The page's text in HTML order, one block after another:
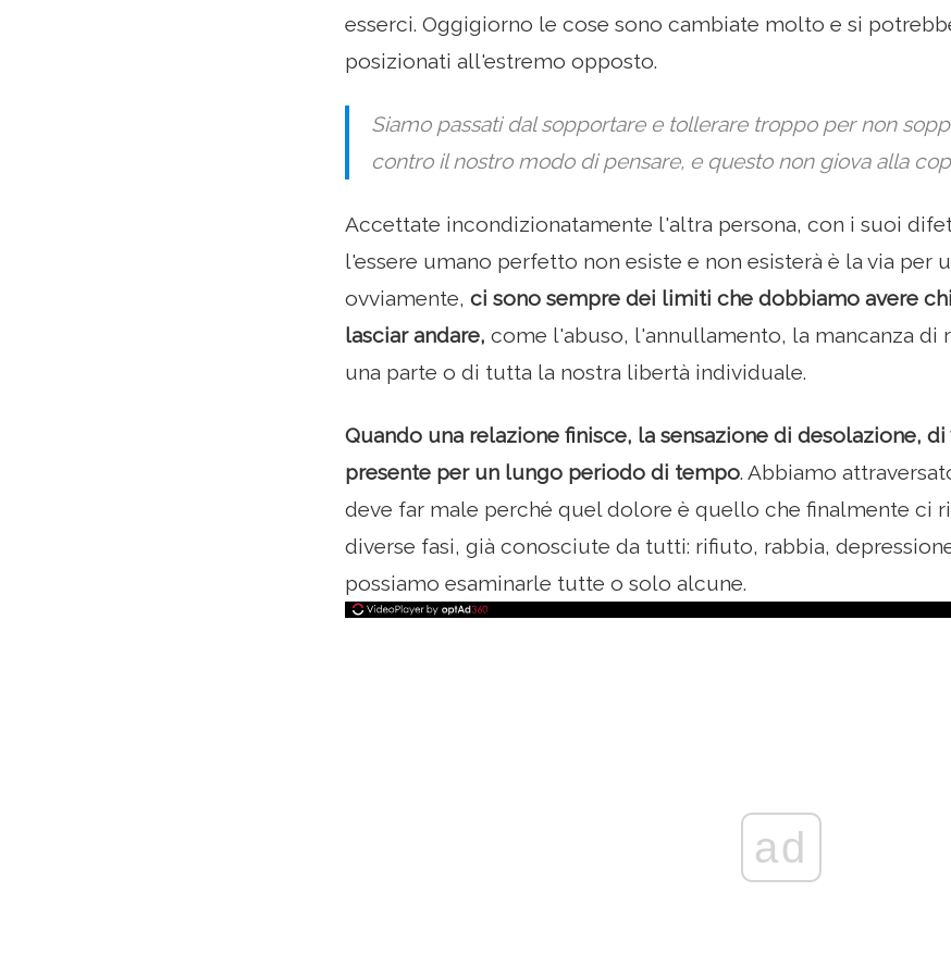
esserci. Oggigiorno le cose sono cambiate molto e si
posizionati all'estremo opposto.
Siamo passati dal sopportare e tollerare troppo per non
contro il nostro modo di pensare, e questo non giova alla
Accettate incondizionatamente l'altra persona, con i suoi
l'essere umano perfetto non esiste e non esisterà è la via per
ovviamente, ci sono sempre dei limiti che dobbiamo avere
lasciar andare, come l'abuso, l'annullamento, la mancanza di
una parte o di tutta la nostra libertà individuale.
Quando una relazione finisce, la sensazione di desolazione,
presente per un lungo periodo di tempo. Abbiamo
deve far male perché quel dolore è quello che finalmente ci
diverse fasi, già conosciute da tutti: rifiuto, rabbia,
possiamo esaminarle tutte o solo alcune.
ad